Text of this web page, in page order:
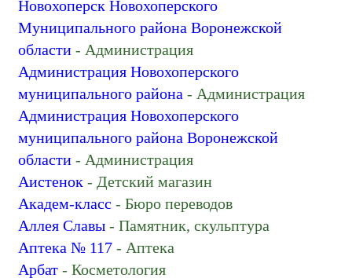
Компьютерный магазин
Кондитерская
Косметология
Кровельные работы
Кровля и кровельные материалы
Культурный центр
Курсы иностранных языков
Лесничество, лесхоз
Магазин автозапчастей и автотоваров
Магазин алкогольных напитков
Магазин бытовой техники
Магазин галантереи и аксессуаров
Новохоперск Новохоперского
Муниципального района Воронежской
области - Администрация
Администрация Новохоперского
муниципального района - Администрация
Администрация Новохоперского
муниципального района Воронежской
области - Администрация
Аистенок - Детский магазин
Академ-класс - Бюро переводов
Аллея Славы - Памятник, скульптура
Аптека № 117 - Аптека
Арбат - Косметология